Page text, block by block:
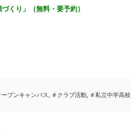
くり」（無料・要予約）
ープンキャンパス, ＃クラブ活動, ＃私立中学高校